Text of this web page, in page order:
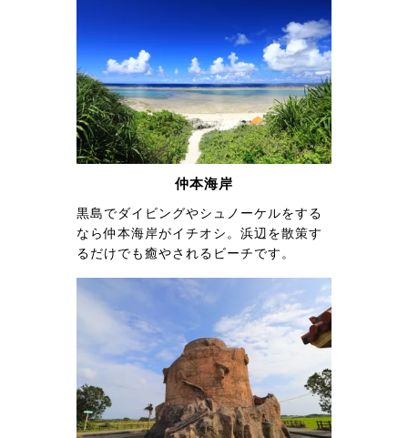
仲本海岸
黒島でダイビングやシュノーケルをする
なら仲本海岸がイチオシ。浜辺を散策す
るだけでも癒やされるビーチです。